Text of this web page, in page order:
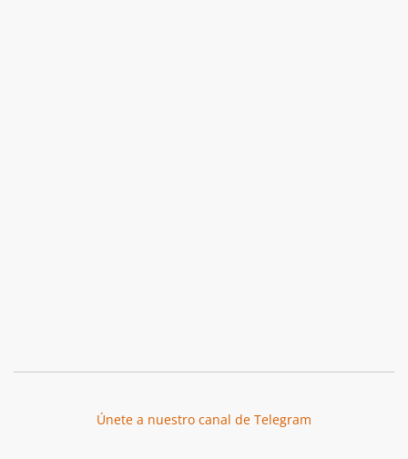
Únete a nuestro canal de Telegram